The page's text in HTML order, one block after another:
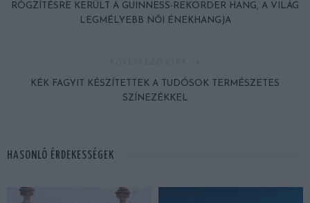
RÖGZÍTÉSRE KERÜLT A GUINNESS-REKORDER HANG, A VILÁG
LEGMÉLYEBB NŐI ÉNEKHANGJA
KÉK FAGYIT KÉSZÍTETTEK A TUDÓSOK TERMÉSZETES
SZÍNEZÉKKEL
HASONLÓ ÉRDEKESSÉGEK